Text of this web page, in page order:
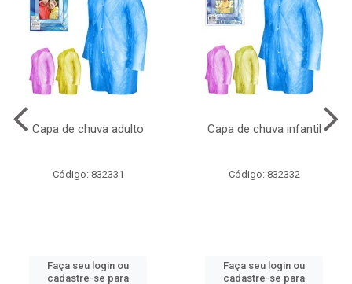
Capa de chuva adulto
Código: 832331
Faça seu login ou
cadastre-se para
Capa de chuva infantil
Código: 832332
Faça seu login ou
cadastre-se para